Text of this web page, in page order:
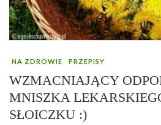
NA ZDROWIE PRZEPISY
WZMACNIAJĄCY
MNISZKA
SŁOICZKU :)